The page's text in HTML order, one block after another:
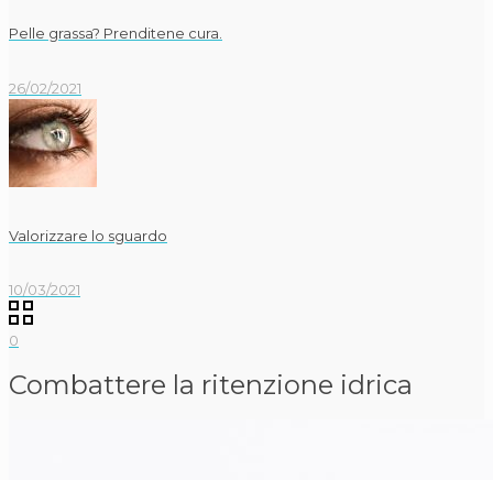
Pelle grassa? Prenditene cura.
26/02/2021
Valorizzare lo sguardo
10/03/2021
0
Combattere la ritenzione idrica